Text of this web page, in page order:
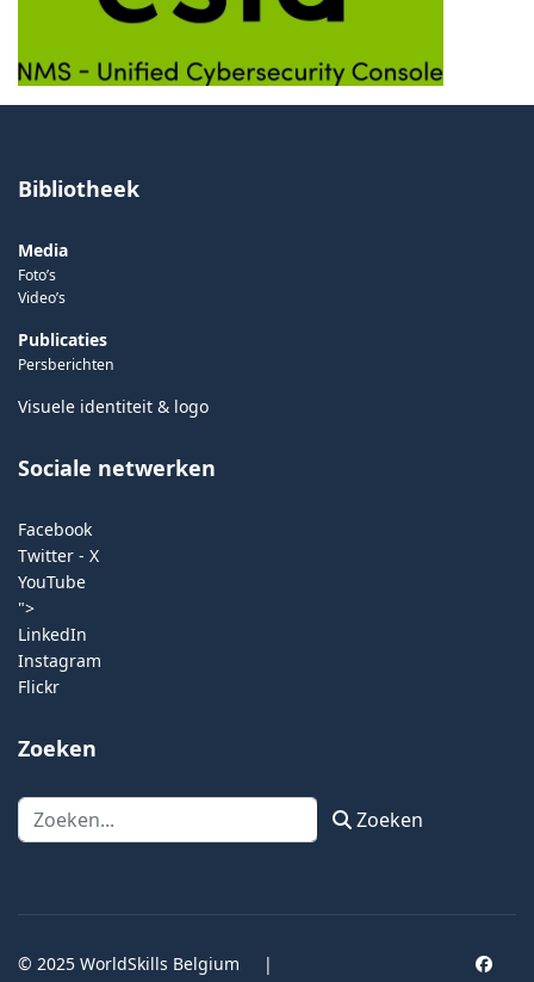
Bibliotheek
Media
Foto’s
Video’s
Publicaties
Persberichten
Visuele identiteit & logo
Sociale netwerken
Facebook
Twitter - X
YouTube
">
LinkedIn
Instagram
Flickr
Zoeken
Zoeken Zoeken
© 2025 WorldSkills Belgium
|